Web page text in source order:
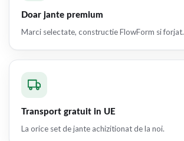
Doar jante premium
Marci selectate, constructie FlowForm si forjat.
Transport gratuit in UE
La orice set de jante achizitionat de la noi.